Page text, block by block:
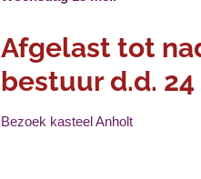
Afgelast tot
bestuur d.d.
Bezoek kasteel Anholt